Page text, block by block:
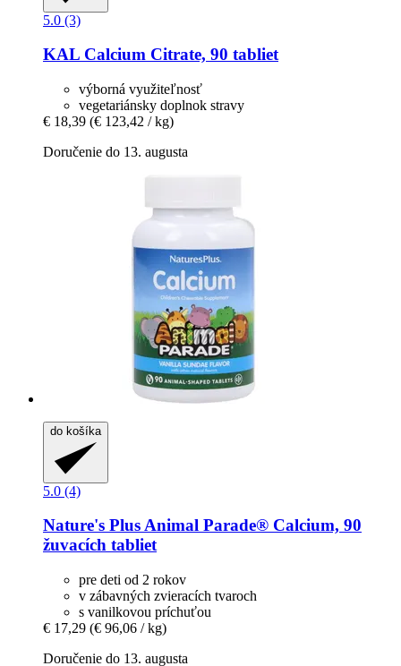
5.0 (3)
KAL Calcium Citrate, 90 tabliet
výborná využiteľnosť
vegetariánsky doplnok stravy
€ 18,39 (€ 123,42 / kg)
Doručenie do 13. augusta
do košíka
5.0 (4)
Nature's PlusAnimal Parade® Calcium, 90
žuvacích tabliet
pre deti od 2 rokov
v zábavných zvieracích tvaroch
s vanilkovou príchuťou
€ 17,29 (€ 96,06 / kg)
Doručenie do 13. augusta